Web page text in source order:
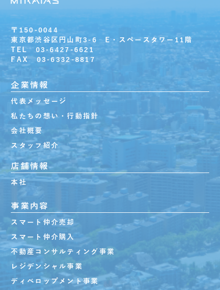
〒150-0044
東京都渋谷区円山町3-6 E・スペースタワー11階
TEL 03-6427-6621
FAX 03-6332-8817
企業情報
代表メッセージ
私たちの想い・行動指針
会社概要
スタッフ紹介
店舗情報
本社
事業内容
スマート仲介売却
スマート仲介購入
不動産コンサルティング事業
レジデンシャル事業
ディベロップメント事業